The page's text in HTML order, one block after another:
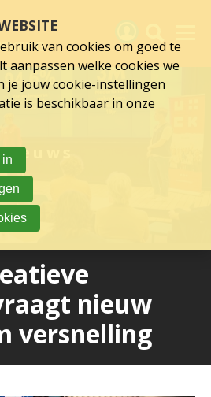
nieuw
versnelling
Activiteiten
Nieuws
Verslagen
Sluit je aan
Over UCK
van cookies om goed te
aanpassen welke cookies we
je jouw cookie-instellingen
is beschikbaar in onze